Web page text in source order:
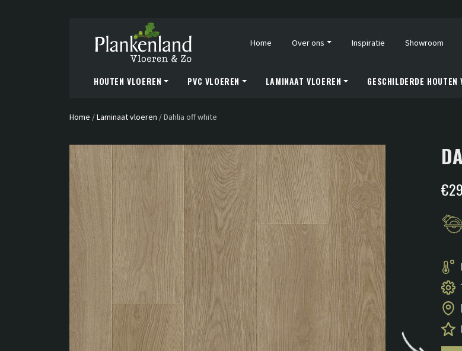
Home Over ons Inspiratie Showroom
HOUTEN VLOEREN PVC VLOEREN LAMINAAT VLOEREN GESCHILDERDE HOUTEN
Home /Laminaat vloeren /Dahlia off white
€